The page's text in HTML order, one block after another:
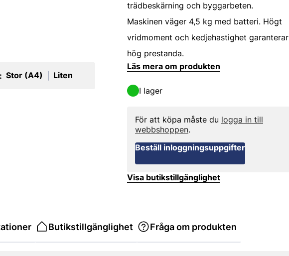
Stor (A4) Liten
trädbeskärning och byggarbeten.
Maskinen väger 4,5 kg med batteri. Högt
vridmoment och kedjehastighet garanterar
hög prestanda.
Läs mera om produkten
I lager
För att köpa måste du logga in till
webbshoppen.
Beställ inloggningsuppgifter
Visa butikstillgänglighet
Butikstillgänglighet Fråga om produkten